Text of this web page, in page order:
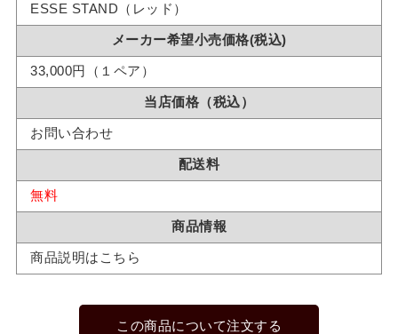
ESSE STAND（レッド）
メーカー希望小売価格(税込)
33,000円（１ペア）
当店価格（税込）
お問い合わせ
配送料
無料
商品情報
商品説明はこちら
この商品について注文する